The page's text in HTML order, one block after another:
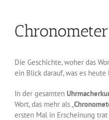
Die Geschichte, woher das Wort
ein Blick darauf, was es heute
In der gesamten
Wort, das mehr als „
ersten Mal in Erscheinung